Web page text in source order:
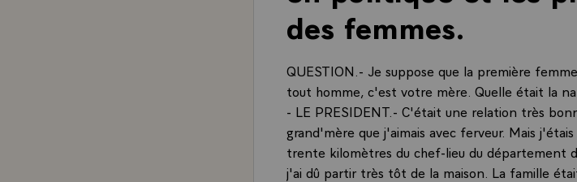
des femmes.
QUESTION.- Je suppose que la première
tout homme, c'est votre mère. Quelle était la
- LE PRESIDENT.- C'était une relation très
grand'mère que j'aimais avec ferveur. Mais
trente kilomètres du chef-lieu du département
j'ai dû partir très tôt de la maison. La famille